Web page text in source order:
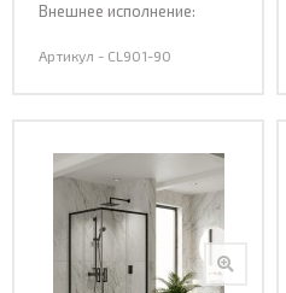
Внешнее исполнение:
Артикул - CL901-90